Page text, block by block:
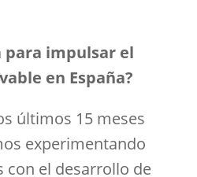
para impulsar el
en España?
últimos 15 meses
experimentando
con el desarrollo de